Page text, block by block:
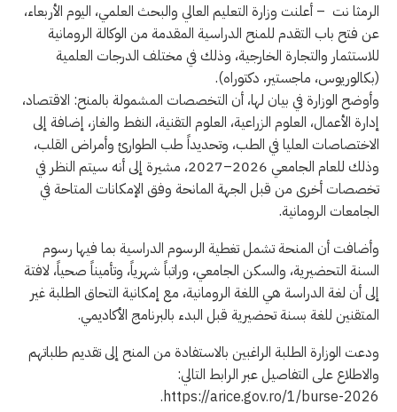
الرمثا نت – أعلنت وزارة التعليم العالي والبحث العلمي، اليوم الأربعاء،
عن فتح باب التقدم للمنح الدراسية المقدمة من الوكالة الرومانية
للاستثمار والتجارة الخارجية، وذلك في مختلف الدرجات العلمية
(بكالوريوس، ماجستير، دكتوراه).
وأوضح الوزارة في بيان لها، أن التخصصات المشمولة بالمنح: الاقتصاد،
إدارة الأعمال، العلوم الزراعية، العلوم التقنية، النفط والغاز، إضافة إلى
الاختصاصات العليا في الطب، وتحديداً طب الطوارئ وأمراض القلب،
وذلك للعام الجامعي 2026–2027، مشيرة إلى أنه سيتم النظر في
تخصصات أخرى من قبل الجهة المانحة وفق الإمكانات المتاحة في
الجامعات الرومانية.
وأضافت أن المنحة تشمل تغطية الرسوم الدراسية بما فيها رسوم
السنة التحضيرية، والسكن الجامعي، وراتباً شهرياً، وتأميناً صحياً، لافتة
إلى أن لغة الدراسة هي اللغة الرومانية، مع إمكانية التحاق الطلبة غير
المتقنين للغة بسنة تحضيرية قبل البدء بالبرنامج الأكاديمي.
ودعت الوزارة الطلبة الراغبين بالاستفادة من المنح إلى تقديم طلباتهم
والاطلاع على التفاصيل عبر الرابط التالي:
https://arice.gov.ro/1/burse-2026.